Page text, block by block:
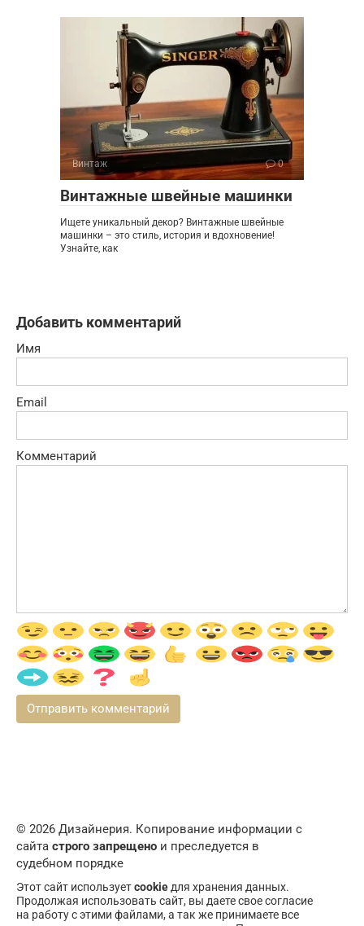
Винтаж 0
Винтажные швейные машинки
Ищете уникальный декор? Винтажные швейные
машинки – это стиль, история и вдохновение!
Узнайте, как
Добавить комментарий
Имя
Email
Комментарий
© 2026 Дизайнерия. Копирование информации с
сайта строго запрещено и преследуется в
судебном порядке
Этот сайт используетcookie для хранения данных.
Продолжая использовать сайт, вы даете свое согласие
на работу с этими файлами, а так же принимаете все